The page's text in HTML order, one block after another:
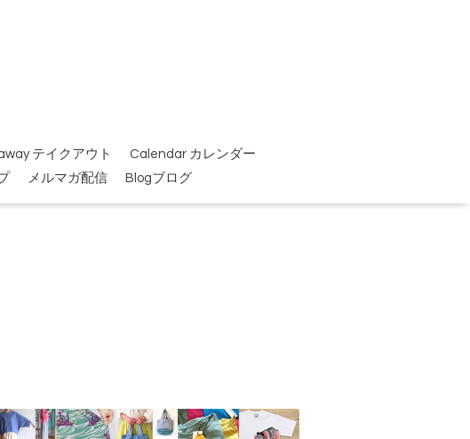
テイクアウト
Calendar カレンダー
メルマガ配信 Blogブログ